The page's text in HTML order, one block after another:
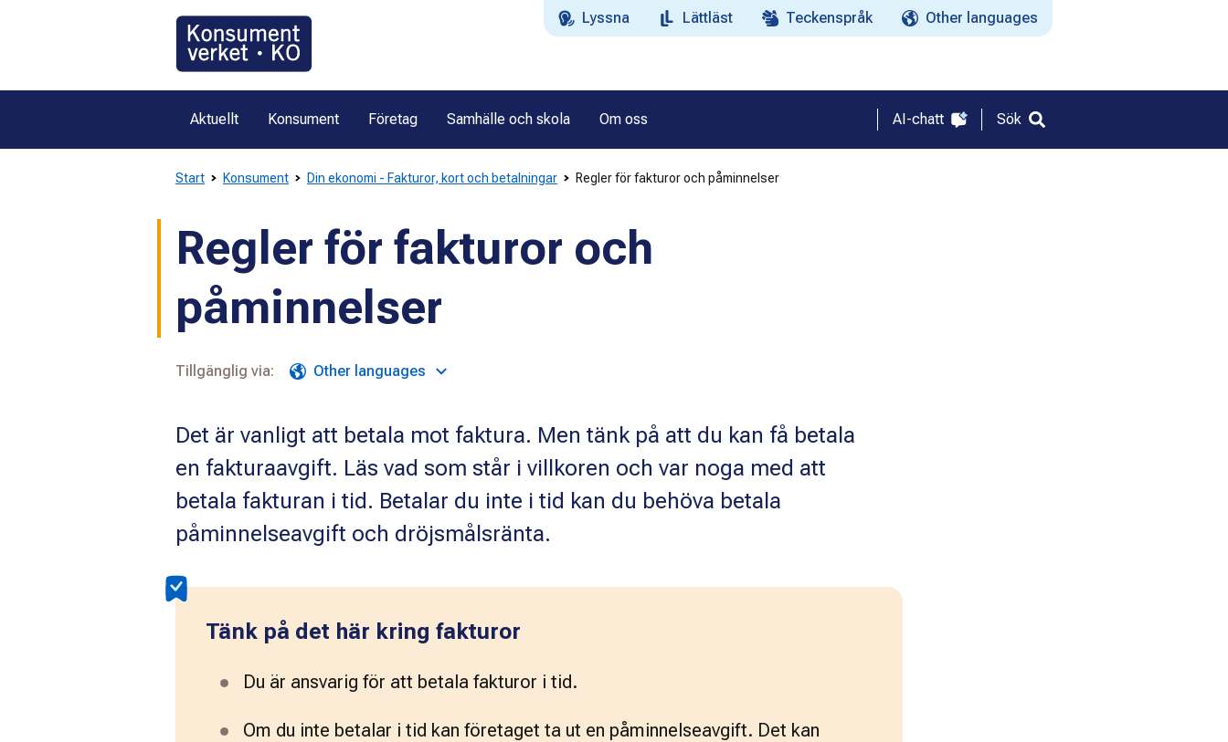
Lyssna Lättläst Teckenspråk Other languages
Aktuellt Konsument Företag Samhälle och skola Om oss AI-chatt Sök
Start Konsument Din ekonomi - Fakturor, kort och betalningar Regler för fakturor och påminnelser
Regler för fakturor och
påminnelser
Tillgänglig via: Other languages
Det är vanligt att betala mot faktura. Men tänk på att du kan få betala
en fakturaavgift. Läs vad som står i villkoren och var noga med att
betala fakturan i tid. Betalar du inte i tid kan du behöva betala
påminnelseavgift och dröjsmålsränta.
Tänk på det här kring fakturor
Du är ansvarig för att betala fakturor i tid.
Om du inte betalar i tid kan företaget ta ut en påminnelseavgift. Det kan